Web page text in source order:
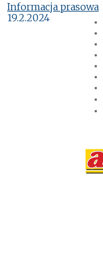
Informacja prasowa
19.2.2024